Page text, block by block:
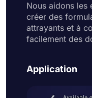
Nous aidons les
créer des
attrayants et à
facilement des
Application